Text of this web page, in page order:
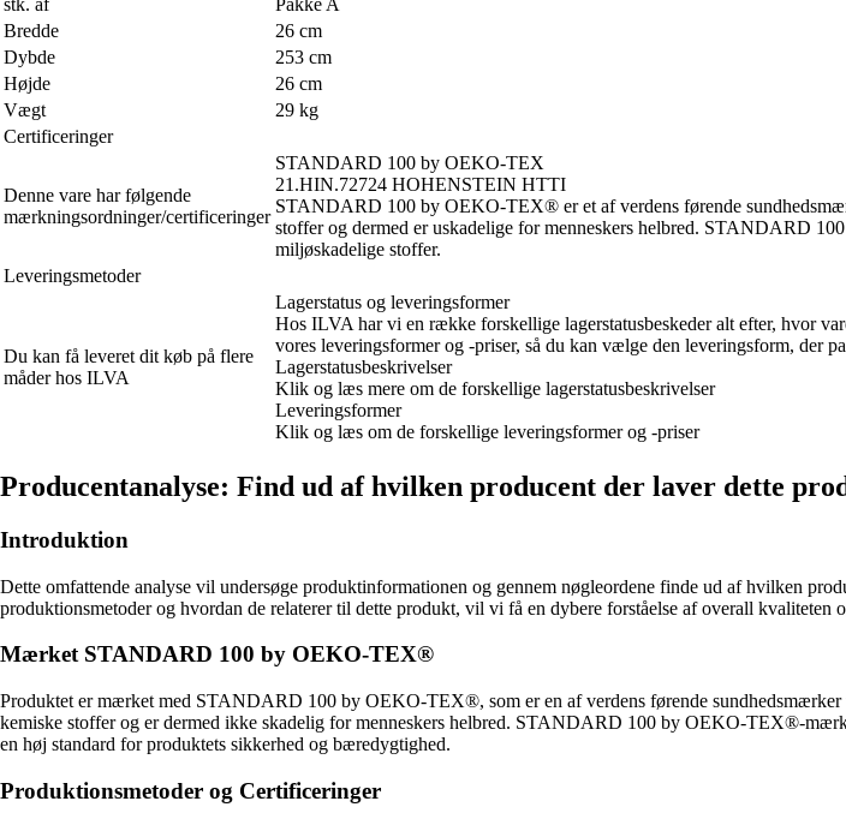
stk. af
Pakke A
Bredde
26 cm
Dybde
253 cm
Højde
26 cm
Vægt
29 kg
Certificeringer
Denne vare har følgende
mærkningsordninger/certificeringer
STANDARD 100 by OEKO-TEX
21.HIN.72724 HOHENSTEIN HTTI
STANDARD 100 by OEKO-TEX® er et af verdens førende
stoffer og dermed er uskadelige for menneskers helbred. STANDARD
miljøskadelige stoffer.
Leveringsmetoder
Du kan få leveret dit køb på flere
måder hos ILVA
Lagerstatus og leveringsformer
Hos ILVA har vi en række forskellige lagerstatusbeskeder alt efter, hvor
vores leveringsformer og -priser, så du kan vælge den leveringsform, der
Lagerstatusbeskrivelser
Klik og læs mere om de forskellige lagerstatusbeskrivelser
Leveringsformer
Klik og læs om de forskellige leveringsformer og -priser
Producentanalyse: Find ud af hvilken producent der laver dette
Introduktion
Dette omfattende analyse vil undersøge produktinformationen og gennem nøgleordene finde ud af hvilken
produktionsmetoder og hvordan de relaterer til dette produkt, vil vi få en dybere forståelse af overall kvaliteten
Mærket STANDARD 100 by OEKO-TEX®
Produktet er mærket med STANDARD 100 by OEKO-TEX®, som er en af verdens førende
kemiske stoffer og er dermed ikke skadelig for menneskers helbred. STANDARD 100 by OEKO-TEX®-
en høj standard for produktets sikkerhed og bæredygtighed.
Produktionsmetoder og Certificeringer